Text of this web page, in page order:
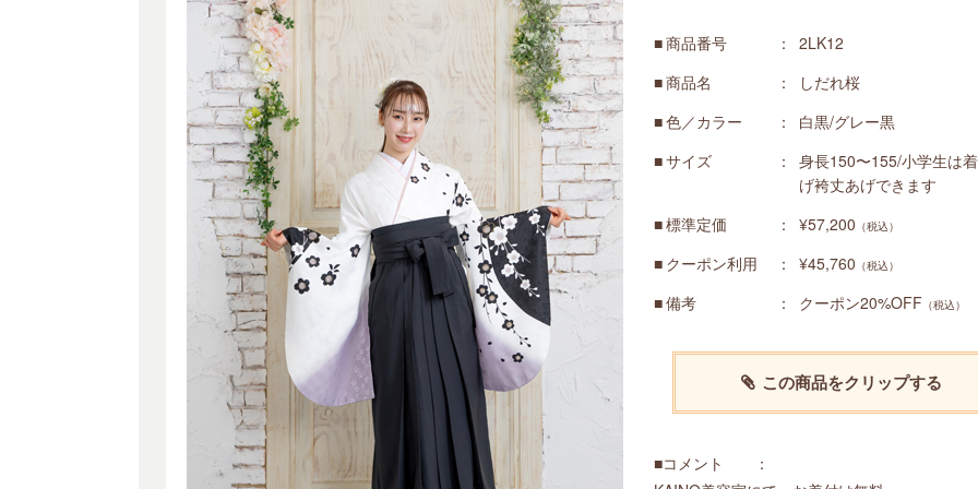
商品番号
2LK12
商品名
しだれ桜
色／カラー
白黒/グレー黒
サイズ
身長150〜155/小学生は
げ袴丈あげできます
標準定価
¥57,200 （税込）
クーポン利用 ¥45,760 （税込）
備考 クーポン20%OFF （税込）
この商品をクリップする
■コメント ：